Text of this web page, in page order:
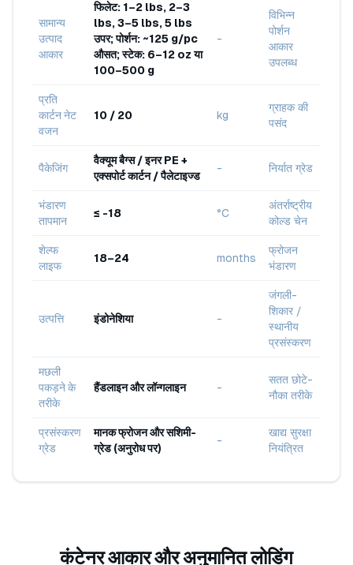
सामान्य
उत्पाद
आकार
फिलेट: 1–2 lbs, 2–3
lbs, 3–5 lbs, 5 lbs
उपर; पोर्शन: ~125 g/pc
औसत; स्टेक: 6–12 oz या
100–500 g
-
विभिन्न
पोर्शन
आकार
उपलब्ध
प्रति
कार्टन नेट
वजन
10 / 20 kg
ग्राहक की
पसंद
पैकेजिंग
वैक्यूम बैग्स / इनर PE +
एक्सपोर्ट कार्टन / पैलेटाइज्ड
- निर्यात ग्रेड
भंडारण
तापमान
≤ -18 °C
अंतर्राष्ट्रीय
कोल्ड चेन
शेल्फ
लाइफ
18–24 months
फ्रोजन
भंडारण
उत्पत्ति इंडोनेशिया -
जंगली-
शिकार /
स्थानीय
प्रसंस्करण
मछली
पकड़ने के
तरीके
हैंडलाइन और लॉन्गलाइन -
सतत छोटे-
नौका तरीके
प्रसंस्करण
ग्रेड
मानक फ्रोजन और सशिमी-
ग्रेड (अनुरोध पर)
-
खाद्य सुरक्षा
नियंत्रित
कंटेनर आकार और अनुमानित लोडिंग